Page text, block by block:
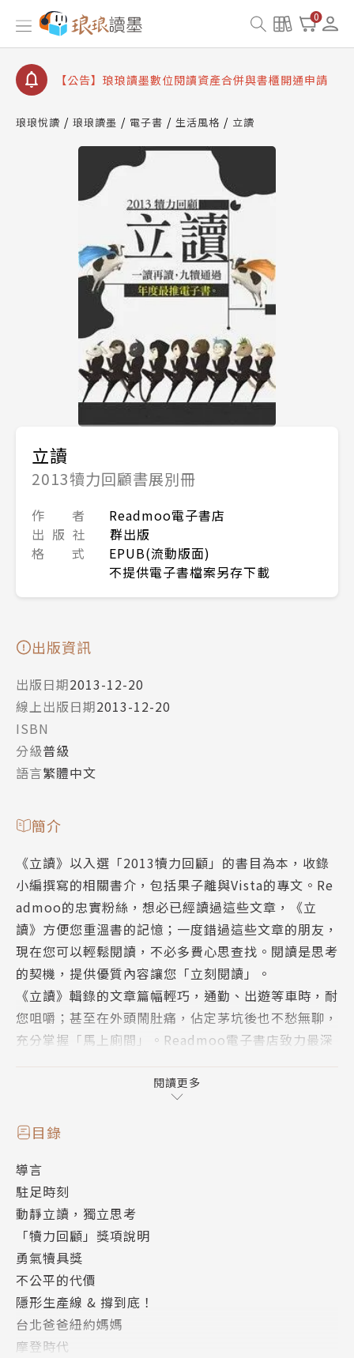
0
【公告】因 Readmoo 讀墨系統維護中，本站同步暫
停部分閱讀服務
【公告】琅琅讀墨數位閱讀資產合併與書櫃開通申請
【公告】琅琅讀墨書櫃開通常見問題
請圖文教學
【公告】因 Readmoo 讀墨系統維護中，本站同步暫
停部分閱讀服務
琅琅悅讀 琅琅讀墨 電子書 生活風格 立讀
立讀
2013犢力回顧書展別冊
作 者
Readmoo電子書店
出 版 社
群出版
格 式
EPUB(流動版面)
不提供電子書檔案另存下載
出版資訊
出版日期2013-12-20
線上出版日期2013-12-20
ISBN
分級普級
語言繁體中文
簡介
《立讀》以入選「2013犢力回顧」的書目為本，收錄
小編撰寫的相關書介，包括果子離與Vista的專文。Re
admoo的忠實粉絲，想必已經讀過這些文章，《立
讀》方便您重溫書的記憶；一度錯過這些文章的朋友，
現在您可以輕鬆閱讀，不必多費心思查找。閱讀是思考
的契機，提供優質內容讓您「立刻閱讀」。
《立讀》輯錄的文章篇幅輕巧，通勤、出遊等車時，耐
您咀嚼；甚至在外頭鬧肚痛，佔定茅坑後也不愁無聊，
充分掌握「馬上廁間」。Readmoo電子書店致力最深
《立讀》的展望，是透過閱讀來體現每一個人的「犢
力」。閱讀讓我們連結上更廣大的社會、更深邃的歷
史，看見肉眼所不能網羅的尺度。孤拎拎的個人如小牛
樣的東西」。是不是有可能，我們經由閱讀而連結，因
連結而茁壯？
請領取Readmoo電子書店為您編製的《立讀》！
閱讀更多
目錄
導言
駐足時刻
動靜立讀，獨立思考
「犢力回顧」獎項說明
勇氣犢具獎
不公平的代價
隱形生產線 & 撐到底！
台北爸爸紐約媽媽
摩登時代